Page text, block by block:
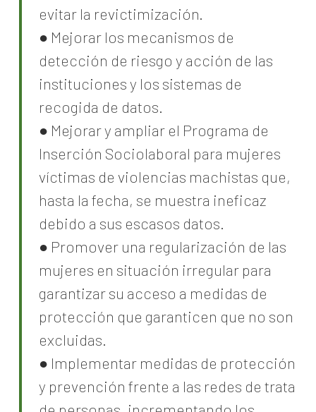
evitar la revictimización.
● Mejorar los mecanismos de
detección de riesgo y acción de las
instituciones y los sistemas de
recogida de datos.
● Mejorar y ampliar el Programa de
Inserción Sociolaboral para mujeres
víctimas de violencias machistas que,
hasta la fecha, se muestra ineficaz
debido a sus escasos datos.
● Promover una regularización de las
mujeres en situación irregular para
garantizar su acceso a medidas de
protección que garanticen que no son
excluidas.
● Implementar medidas de protección
y prevención frente a las redes de trata